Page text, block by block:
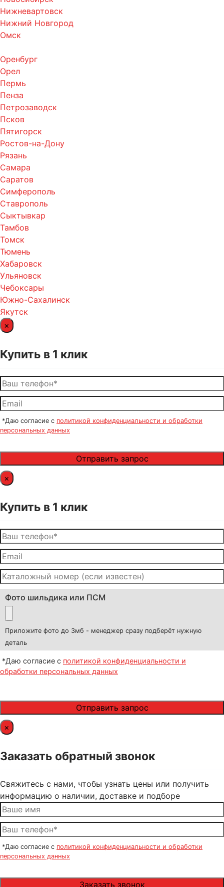
Нижневартовск
Нижний Новгород
Омск
Оренбург
Орел
Пермь
Пенза
Петрозаводск
Псков
Пятигорск
Ростов-на-Дону
Рязань
Самара
Саратов
Симферополь
Ставрополь
Сыктывкар
Тамбов
Томск
Тюмень
Хабаровск
Ульяновск
Чебоксары
Южно-Сахалинск
Якутск
×
Купить в 1 клик
*Даю согласие с политикой конфиденциальности и обработки
персональных данных
×
Купить в 1 клик
Фото шильдика или ПСМ
Приложите фото до 3мб - менеджер сразу подберёт нужную
деталь
*Даю согласие с политикой конфиденциальности и
обработки персональных данных
×
Заказать обратный звонок
Свяжитесь с нами, чтобы узнать цены или получить
информацию о наличии, доставке и подборе
*Даю согласие с политикой конфиденциальности и обработки
персональных данных